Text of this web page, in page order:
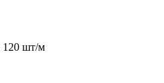
120 шт/м